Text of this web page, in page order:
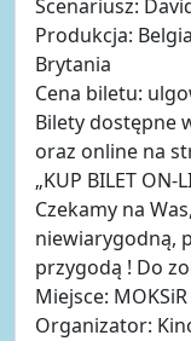
Scenariusz:
Produkcja:
Brytania
Cena biletu:
Bilety dostępne
oraz online na
„KUP BILET ON-
Czekamy na
niewiarygodną,
przygodą ! Do
Miejsce:
Organizator: